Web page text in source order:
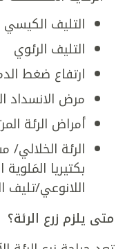
التليف الكيسي
التليف الرئوي
ارتفاع ضغط
مرض الانسداد
أمراض الرئة
الرئة
بكتيريا المَلوية
اللانوعي/تليف
متى يلزم زرع الرئة؟